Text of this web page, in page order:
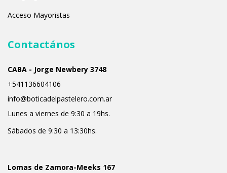
Acceso Mayoristas
Contactános
CABA - Jorge Newbery 3748
+541136604106
info@boticadelpastelero.com.ar
Lunes a viernes de 9:30 a 19hs.
Sábados de 9:30 a 13:30hs.
Lomas de Zamora-Meeks 167